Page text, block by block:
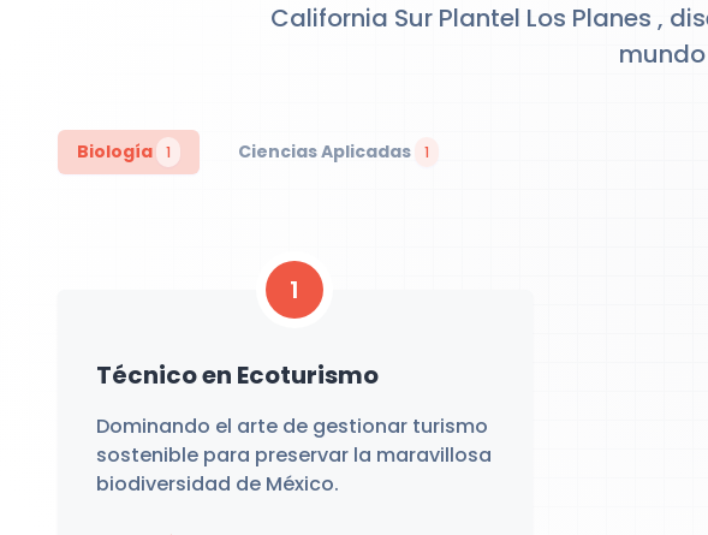
California Sur Plantel Los Planes ,
Biología 1 Ciencias Aplicadas 1
1
Técnico en Ecoturismo
Dominando el arte de gestionar turismo
sostenible para preservar la maravillosa
biodiversidad de México.